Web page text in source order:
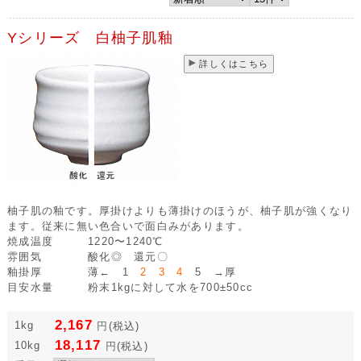
Yシリーズ 白柚子肌釉
詳しくはこちら
柚子肌の釉です。厚掛けよりも薄掛けのほうが、柚子肌が強くなり
ます。従来に無い色合いで面白みがあります。
焼成温度
1220〜1240℃
雰囲気
酸化◎ 還元〇
釉掛厚
薄← 1 2 3 4
5 →厚
目安水量
粉末1kgに対して水を700±50cc
1kg 2,167 円 (税込)
10kg
18,117 円 (税込)